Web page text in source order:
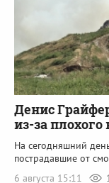
Денис
из-за
На сегодняшний
пострадавшие от
6 августа 15:11